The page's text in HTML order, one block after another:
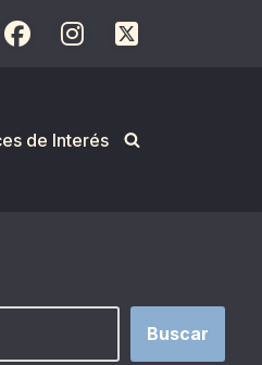
de Interés
Buscar